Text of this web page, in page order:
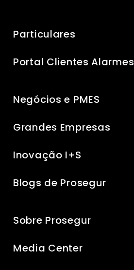
Particulares
Portal Clientes Alarmes
Negócios e PMES
Grandes Empresas
Inovação I+S
Blogs de Prosegur
Sobre Prosegur
Media Center